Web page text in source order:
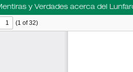
y Verdades acerca del